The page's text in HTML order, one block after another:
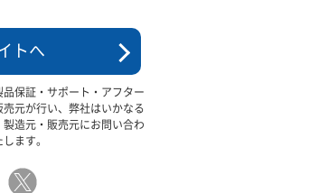
トへ
保証・サポート・アフター
元が行い、弊社はいかなる
造元・販売元にお問い合わ
ます。